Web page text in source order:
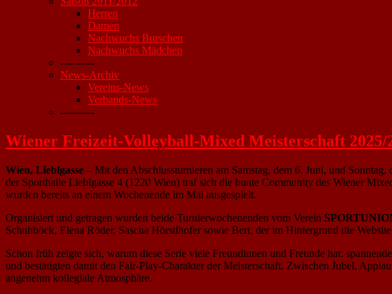
Herren
Damen
Nachwuchs Burschen
Nachwuchs Mädchen
----------
News-Archiv
Vereins-News
Verbands-News
----------
Wiener Freizeit-Volleyball-Mixed Meisterschaft 2025/
Wien, Lieblgasse – Mit den Abschlussturnieren am Samstag, dem 6. Juni, und
der Sporthalle Lieblgasse 4 (1220 Wien) traf sich die bunte Community des Wiener
wurden bereits an einem Wochenende im Mai ausgespielt.
Organisiert und getragen wurden beide Turnierwochenenden vom Verein
Schuhböck, Elena Röder, Sascha Hörstlhofer sowie Bert, der im Hintergrund die
Schon früh zeigte sich, warum diese Serie viele Freundinnen und Freunde hat:
und bestätigten damit den Fair-Play-Charakter der Meisterschaft. Zwischen Jubel,
angenehm kollegiale Atmosphäre.